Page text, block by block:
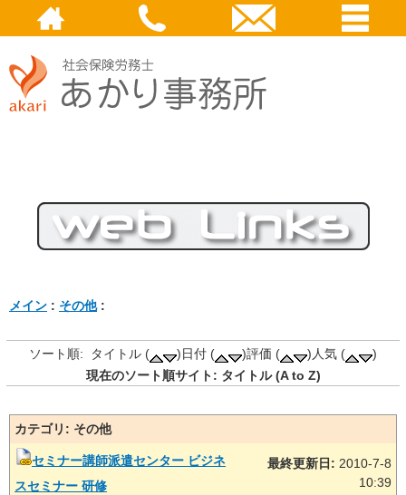
メイン : その他:
ソート順: タイトル ( )日付 ( )評価 ( )人気 (
)
現在のソート順サイト: タイトル (A to Z)
カテゴリ: その他
セミナー講師派遣センター ビジネ
スセミナー 研修
最終更新日: 2010-7-8
10:39